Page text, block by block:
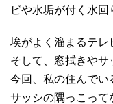
ビや水垢が付く水回
埃がよく溜まるテレ
そして、窓拭きやサ
今回、私の住んでい
サッシの隅っこって